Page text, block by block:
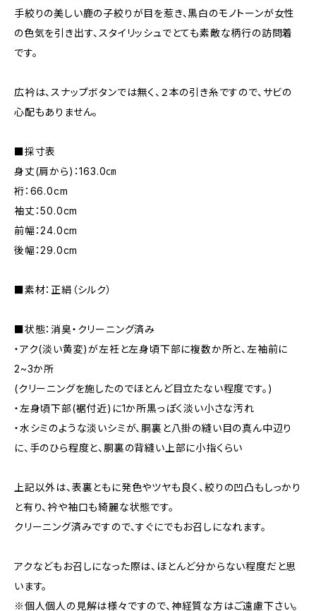
手絞りの美しい鹿の子絞りが目を惹き、黒白のモノトーンが女性
の色気を引き出す、スタイリッシュでとても素敵な柄行の訪問着
です。
広衿は、スナップボタンでは無く、２本の引き糸ですので、サビの
心配もありません。
■採寸表
身丈(肩から)：163.0㎝
裄：66.0cm
袖丈：50.0cm
前幅：24.0cm
後幅：29.0cm
■素材：正絹（シルク）
■状態：消臭・クリーニング済み
・アク(淡い黄変)が左衽と左身頃下部に複数か所と、左袖前に
2~3か所
(クリーニングを施したのでほとんど目立たない程度です。)
・左身頃下部(裾付近)に1か所黒っぽく淡い小さな汚れ
・水シミのような淡いシミが、胴裏と八掛の縫い目の真ん中辺り
に、手のひら程度と、胴裏の背縫い上部に小指くらい
上記以外は、表裏ともに発色やツヤも良く、絞りの凹凸もしっかり
と有り、衿や袖口も綺麗な状態です。
クリーニング済みですので、すぐにでもお召しになれます。
アクなどもお召しになった際は、ほとんど分からない程度だと思
います。
※個人個人の見解は様々ですので、神経質な方はご遠慮下さい。